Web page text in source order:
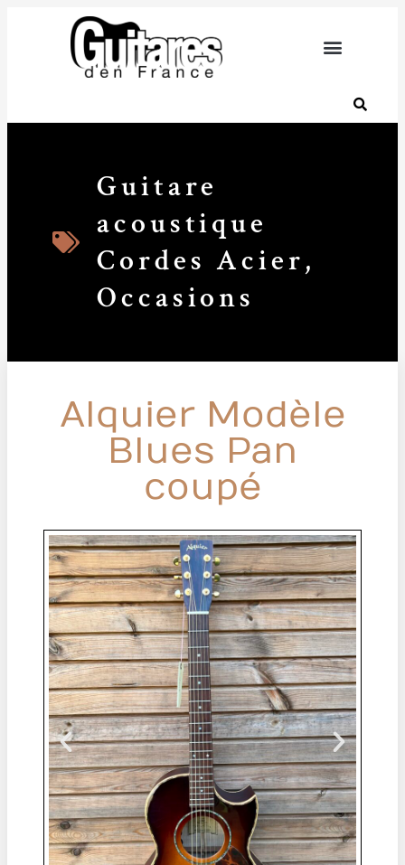
Guitare
acoustique
Cordes Acier,
Occasions
Alquier Modèle
Blues Pan
coupé